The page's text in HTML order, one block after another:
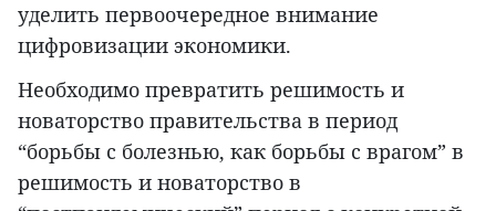
уделить первоочередное внимание
цифровизации экономики.
Необходимо превратить решимость и
новаторство правительства в период
“борьбы с болезнью, как борьбы с врагом” в
решимость и новаторство в